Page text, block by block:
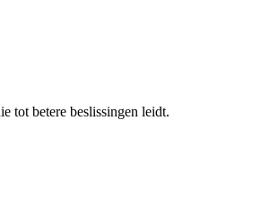
tot betere beslissingen leidt.